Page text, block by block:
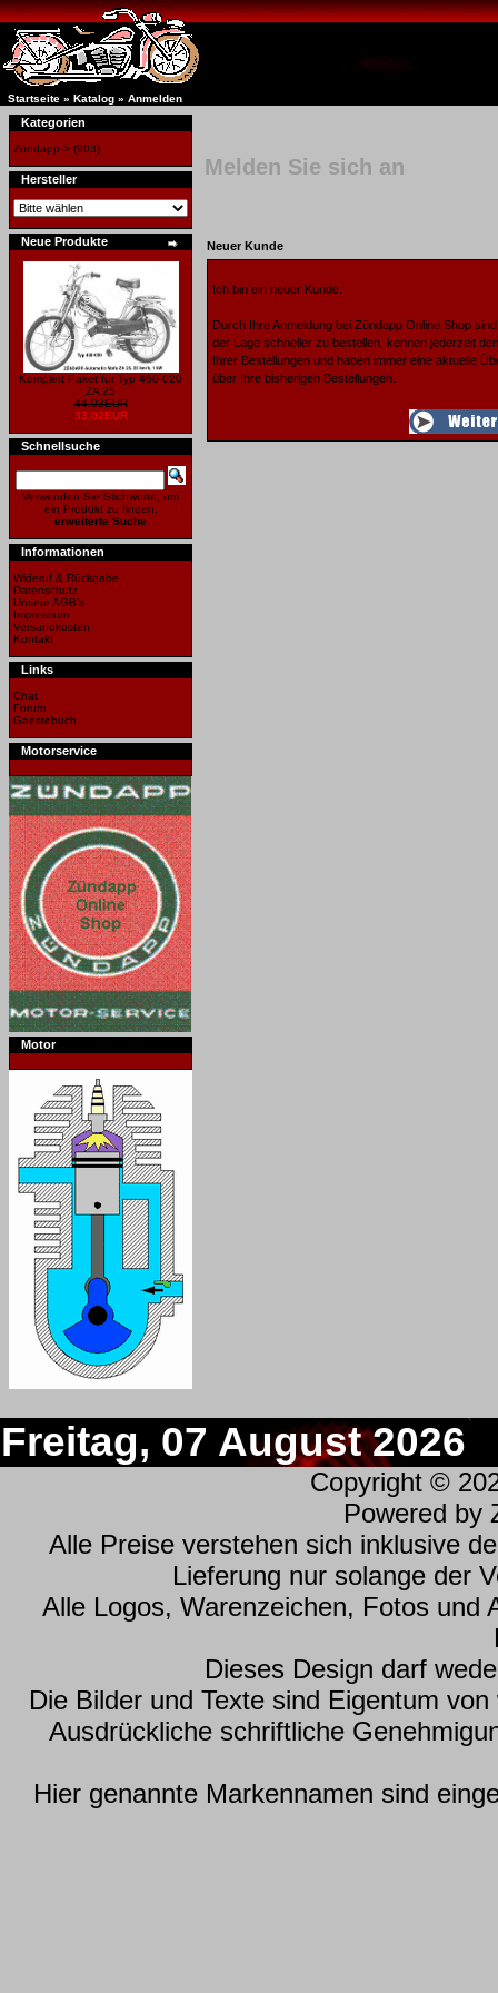
Startseite » Katalog » Anmelden
Kategorien
Zündapp-> (903)
Hersteller
Neue Produkte
Komplett Paket für Typ 460-020
ZA 25
44,03EUR
33,02EUR
Schnellsuche
Verwenden Sie Stichworte, um
ein Produkt zu finden.
erweiterte Suche
Informationen
Wideruf & Rückgabe
Datenschutz
Unsere AGB's
Impressum
Versandkosten
Kontakt
Links
Chat
Forum
Gaestebuch
Motorservice
Motor
Melden Sie sich an
Neuer Kunde
Ich bin ein neuer Kunde.
Durch Ihre Anmeldung bei Zündapp Online Shop
der Lage schneller zu bestellen, kennen jederzeit
Ihrer Bestellungen und haben immer eine aktuelle
über Ihre bisherigen Bestellungen.
Freitag, 07 August 2026
Copyright ©
Powered by
Alle Preise verstehen sich inklusive
Lieferung nur solange der
Alle Logos, Warenzeichen, Fotos und
Dieses Design darf
Die Bilder und Texte sind Eigentum
Ausdrückliche schriftliche
Hier genannte Markennamen sind